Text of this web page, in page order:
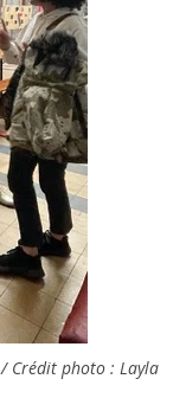
Crédit photo : Layla